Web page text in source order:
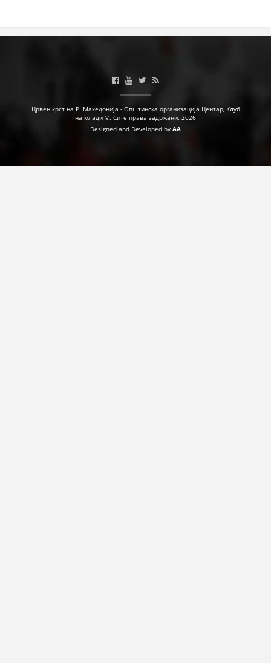
Црвен крст на Р. Македонија - Општинска организација Центар, Клуб
на млади ©. Сите права задржани. 2026
Designed and Developed by AA